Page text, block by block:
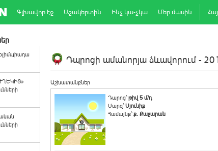
Գլխավոր էջ Աշակերտին Ինչ կա-չկա Մեր մասին Հայ
Դպրոցի ամանորյա ձևավորում -
Աշխատանքներ
Դպրոց`թիվ 5 մ/դ
Մարզ`Սյունիք
Համայնք`ք. Քաջարան